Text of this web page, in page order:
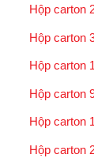
Hộp carton
Hộp carton
Hộp carton
Hộp carton
Hộp carton
Hộp carton